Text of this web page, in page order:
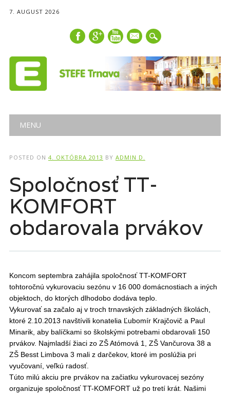
7. AUGUST 2026
mail
Main menu
MENU
POSTED ON 4. OKTÓBRA 2013 BY ADMIN D.
Spoločnosť TT-
KOMFORT
obdarovala prvákov
Koncom septembra zahájila spoločnosť TT-KOMFORT
tohtoročnú vykurovaciu sezónu v 16 000 domácnostiach a iných
objektoch, do ktorých dlhodobo dodáva teplo.
Vykurovať sa začalo aj v troch trnavských základných školách,
ktoré 2.10.2013 navštívili konatelia Ľubomír Krajčovič a Paul
Minarik, aby balíčkami so školskými potrebami obdarovali 150
prvákov. Najmladší žiaci zo ZŠ Atómová 1, ZŠ Vančurova 38 a
ZŠ Besst Limbova 3 mali z darčekov, ktoré im poslúžia pri
vyučovaní, veľkú radosť.
Túto milú akciu pre prvákov na začiatku vykurovacej sezóny
organizuje spoločnosť TT-KOMFORT už po tretí krát. Našimi